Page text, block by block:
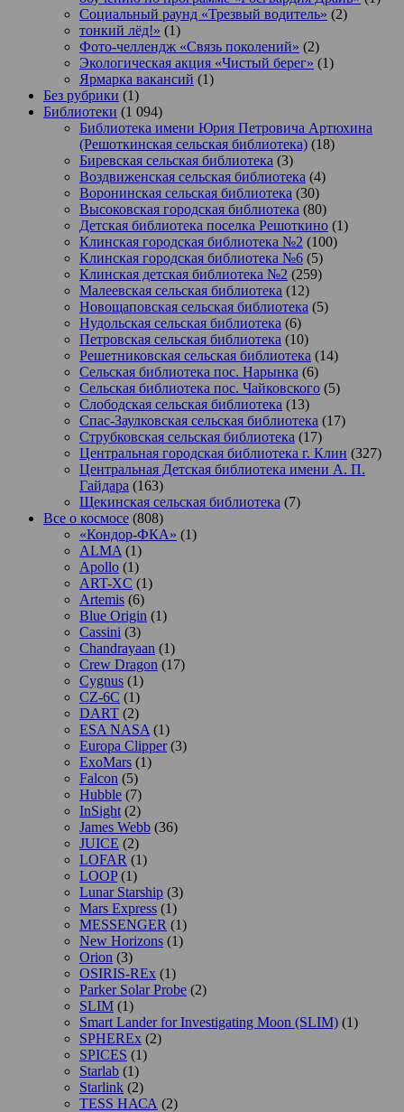
Социальный раунд «Трезвый водитель» (2)
тонкий лёд!» (1)
Фото-челлендж «Связь поколений» (2)
Экологическая акция «Чистый берег» (1)
Ярмарка вакансий (1)
Без рубрики (1)
Библиотеки (1 094)
Библиотека имени Юрия Петровича Артюхина
(Решоткинская сельская библиотека) (18)
Биревская сельская библиотека (3)
Воздвиженская сельская библиотека (4)
Воронинская сельская библиотека (30)
Высоковская городская библиотека (80)
Детская библиотека поселка Решоткино (1)
Клинская городская библиотека №2 (100)
Клинская городская библиотека №6 (5)
Клинская детская библиотека №2 (259)
Малеевская сельская библиотека (12)
Новощаповская сельская библиотека (5)
Нудольская сельская библиотека (6)
Петровская сельская библиотека (10)
Решетниковская сельская библиотека (14)
Сельская библиотека пос. Нарынка (6)
Сельская библиотека пос. Чайковского (5)
Слободская сельская библиотека (13)
Спас-Заулковская сельская библиотека (17)
Струбковская сельская библиотека (17)
Центральная городская библиотека г. Клин (327)
Центральная Детская библиотека имени А. П.
Гайдара (163)
Щекинская сельская библиотека (7)
Все о космосе (808)
«Кондор-ФКА» (1)
ALMA (1)
Apollo (1)
ART-XC (1)
Artemis (6)
Blue Origin (1)
Cassini (3)
Chandrayaan (1)
Crew Dragon (17)
Cygnus (1)
CZ-6C (1)
DART (2)
ESA NASA (1)
Europa Clipper(3)
ExoMars (1)
Falcon (5)
Hubble (7)
InSight (2)
James Webb (36)
JUICE (2)
LOFAR (1)
LOOP(1)
Lunar Starship (3)
Mars Express (1)
MESSENGER (1)
New Horizons (1)
Orion (3)
OSIRIS-REx (1)
Parker Solar Probe (2)
SLIM (1)
Smart Lander for Investigating Moon (SLIM) (1)
SPHEREx (2)
SPICES (1)
Starlab (1)
Starlink (2)
TESS НАСА (2)